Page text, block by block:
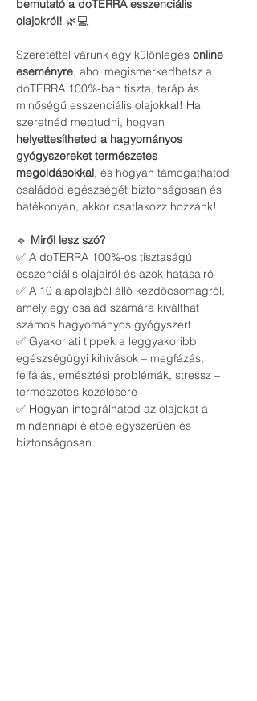
bemutató a doTERRA esszenciális
olajokról! 🌿💻
Szeretettel várunk egy különleges online
eseményre, ahol megismerkedhetsz a
doTERRA 100%-ban tiszta, terápiás
minőségű esszenciális olajokkal! Ha
szeretnéd megtudni, hogyan
helyettesítheted a hagyományos
gyógyszereket természetes
megoldásokkal, és hogyan támogathatod
családod egészségét biztonságosan és
hatékonyan, akkor csatlakozz hozzánk!
🔹 Miről lesz szó?
✅ A doTERRA 100%-os tisztaságú
esszenciális olajairól és azok hatásairó
✅ A 10 alapolajból álló kezdőcsomagról,
amely egy család számára kiválthat
számos hagyományos gyógyszert
✅ Gyakorlati tippek a leggyakoribb
egészségügyi kihívások – megfázás,
fejfájás, emésztési problémák, stressz –
természetes kezelésére
✅ Hogyan integrálhatod az olajokat a
mindennapi életbe egyszerűen és
biztonságosan